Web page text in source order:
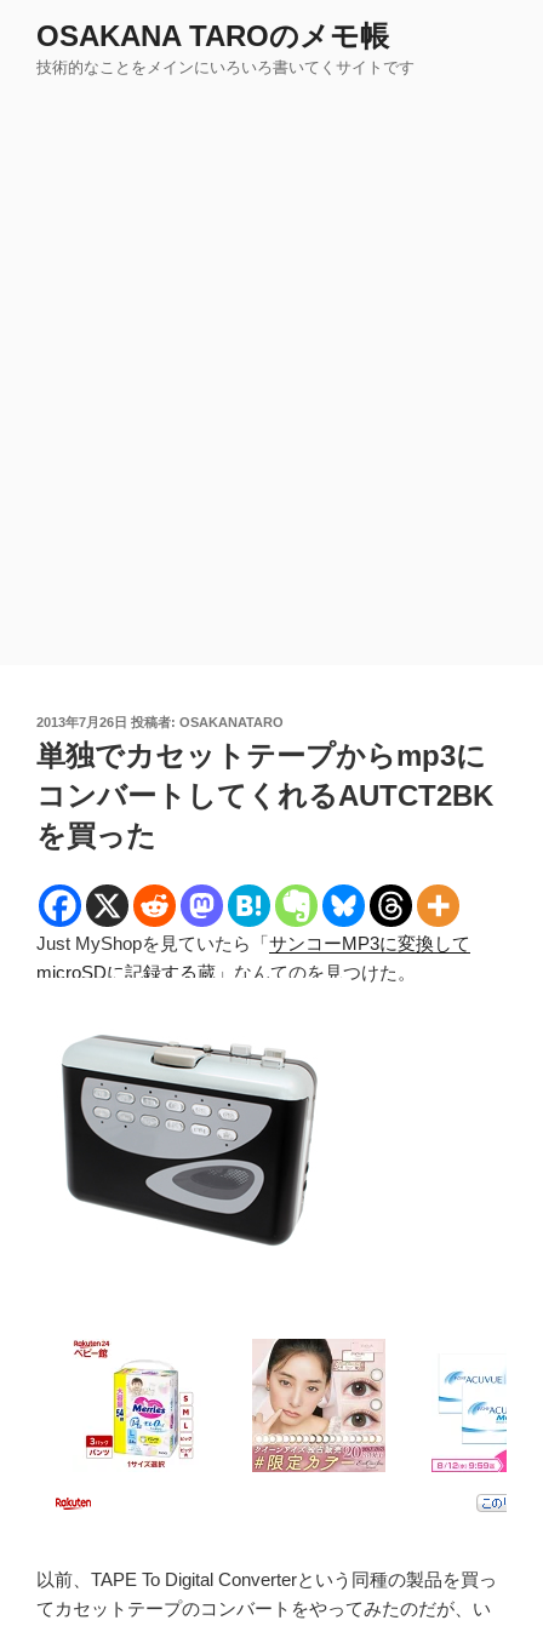
OSAKANA TAROのメモ帳
技術的なことをメインにいろいろ書いてくサイトです
投
稿
日:
2013年7月26日 投稿者: OSAKANATARO
単独でカセットテープからmp3に
コンバートしてくれるAUTCT2BK
を買った
Just MyShopを見ていたら「サンコーMP3に変換して
microSDに記録する蔵 」なんてのを見つけた。
以前、TAPE To Digital Converterという同種の製品を買っ
てカセットテープのコンバートをやってみたのだが、い